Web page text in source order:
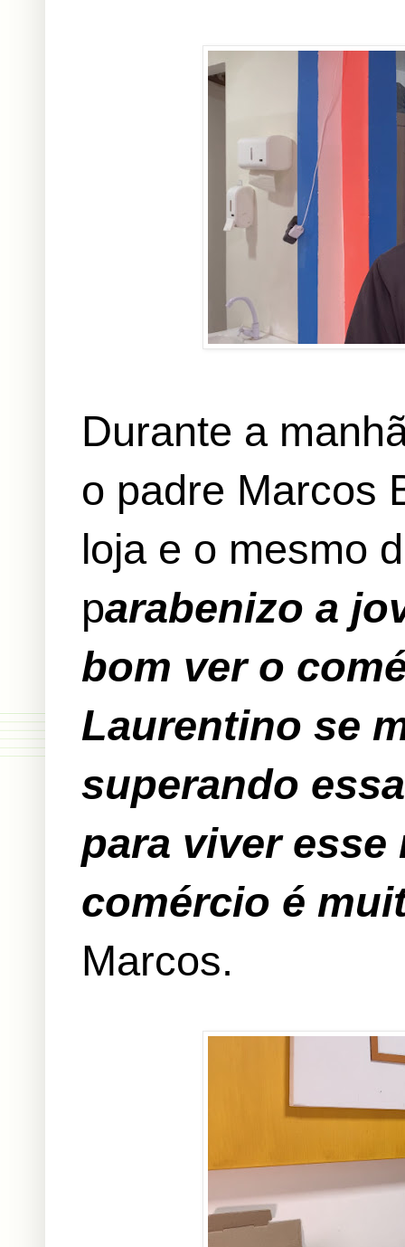
Durante a
o padre Marcos
loja e o mesmo
parabenizo a
bom ver o
Laurentino se
superando
para viver esse
comércio é
Marcos.